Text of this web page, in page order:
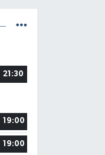
21:30
19:00
19:00